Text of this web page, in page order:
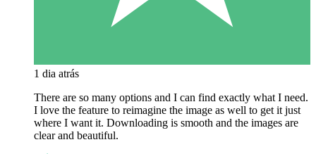
1 dia atrás
There are so many options and I can find exactly what I need.
I love the feature to reimagine the image as well to get it just
where I want it. Downloading is smooth and the images are
clear and beautiful.